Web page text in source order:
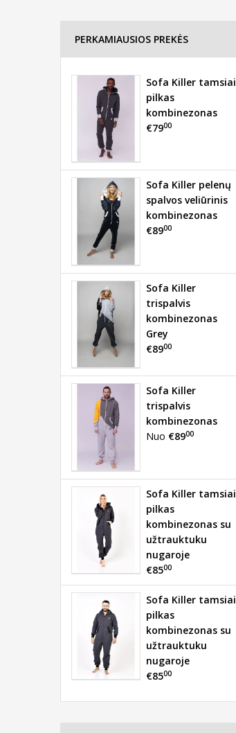
PERKAMIAUSIOS PREKĖS
Sofa Killer tamsiai
pilkas
kombinezonas
€7900
Sofa Killer pelenų
spalvos veliūrinis
kombinezonas
€8900
Sofa Killer
trispalvis
kombinezonas
Grey
€8900
Sofa Killer
trispalvis
kombinezonas
Nuo €8900
Sofa Killer tamsiai
pilkas
kombinezonas su
užtrauktuku
nugaroje
€8500
Sofa Killer tamsiai
pilkas
kombinezonas su
užtrauktuku
nugaroje
€8500